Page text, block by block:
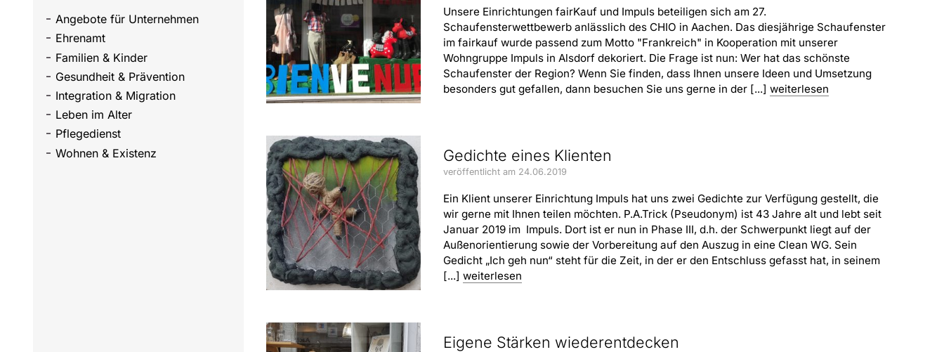
Angebote für Unternehmen
Ehrenamt
Familien & Kinder
Gesundheit & Prävention
Integration & Migration
Leben im Alter
Pflegedienst
Wohnen & Existenz
Unsere Einrichtungen fairKauf und Impuls beteiligen sich am 27.
Schaufensterwettbewerb anlässlich des CHIO in Aachen. Das diesjährige Schaufenster
im fairkauf wurde passend zum Motto "Frankreich" in Kooperation mit unserer
Wohngruppe Impuls in Alsdorf dekoriert. Die Frage ist nun: Wer hat das schönste
Schaufenster der Region? Wenn Sie finden, dass Ihnen unsere Ideen und Umsetzung
besonders gut gefallen, dann besuchen Sie uns gerne in der [...] weiterlesen
Gedichte eines Klienten
veröffentlicht am 24.06.2019
Ein Klient unserer Einrichtung Impuls hat uns zwei Gedichte zur Verfügung gestellt, die
wir gerne mit Ihnen teilen möchten. P.A.Trick (Pseudonym) ist 43 Jahre alt und lebt seit
Januar 2019 im Impuls. Dort ist er nun in Phase III, d.h. der Schwerpunkt liegt auf der
Außenorientierung sowie der Vorbereitung auf den Auszug in eine Clean WG. Sein
Gedicht „Ich geh nun“ steht für die Zeit, in der er den Entschluss gefasst hat, in seinem
[...] weiterlesen
Eigene Stärken wiederentdecken